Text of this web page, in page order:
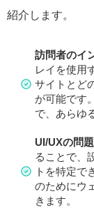
紹介します。
訪問者のイ
レイを使用
サイトとど
が可能です
で、あらゆ
UI/UXの問
ることで、
トを特定で
のためにウ
きます。